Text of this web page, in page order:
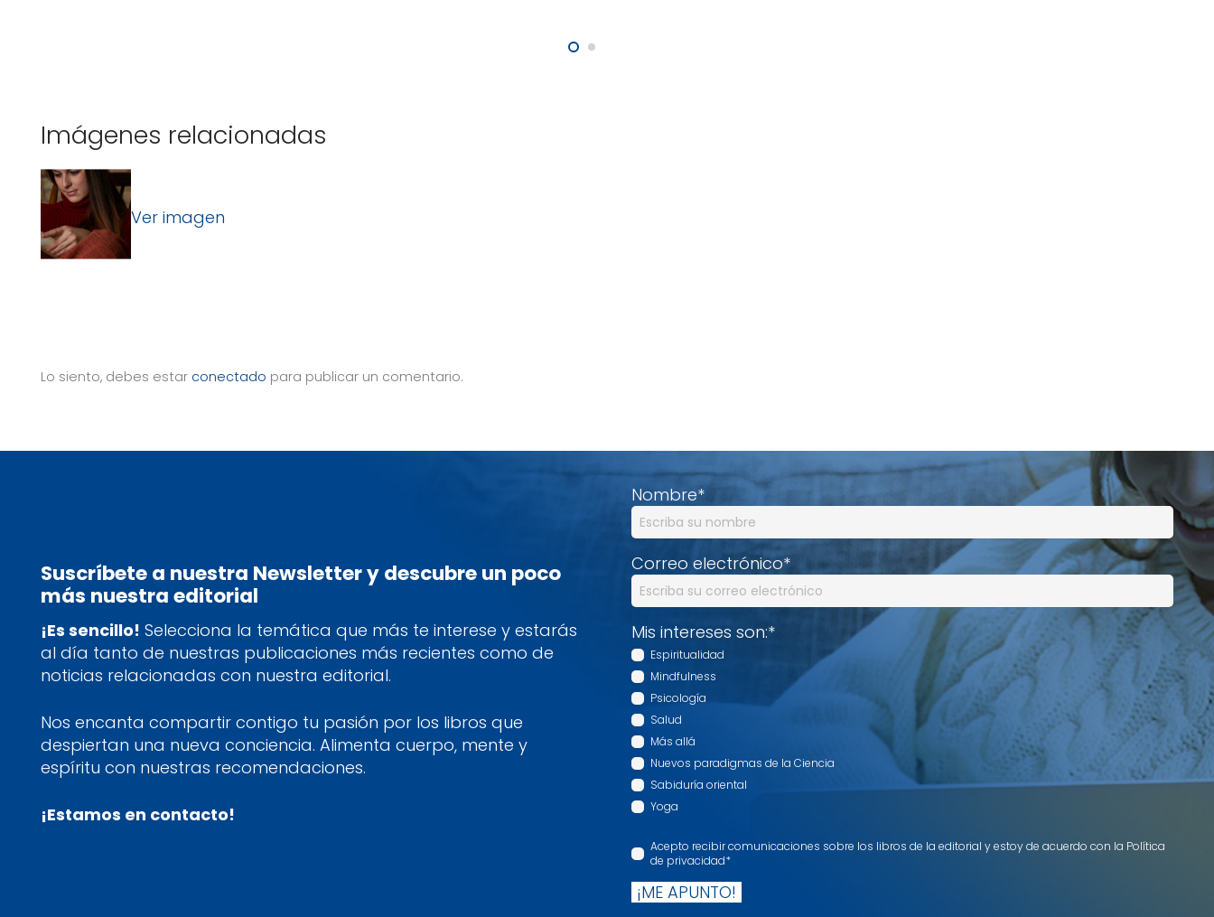
Imágenes relacionadas
Ver imagen
Lo siento, debes estar conectado para publicar un comentario.
Suscríbete a nuestra Newsletter y descubre un poco
más nuestra editorial
¡Es sencillo! Selecciona la temática que más te interese y estarás
al día tanto de nuestras publicaciones más recientes como de
noticias relacionadas con nuestra editorial.
Nos encanta compartir contigo tu pasión por los libros que
despiertan una nueva conciencia. Alimenta cuerpo, mente y
espíritu con nuestras recomendaciones.
¡Estamos en contacto!
Nombre*
Correo electrónico*
Mis intereses son:*
Espiritualidad
Mindfulness
Psicología
Salud
Más allá
Nuevos paradigmas de la Ciencia
Sabiduría oriental
Yoga
Acepto recibir comunicaciones sobre los libros de la editorial y estoy de acuerdo con la Política
de privacidad*
¡ME APUNTO!